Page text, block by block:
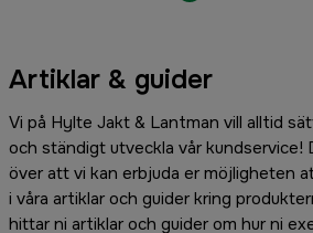
Artiklar & guider
Vi på Hylte Jakt & Lantman vill alltid
och ständigt utveckla vår kundservice!
över att vi kan erbjuda er möjligheten
i våra artiklar och guider kring
hittar ni artiklar och guider om hur ni